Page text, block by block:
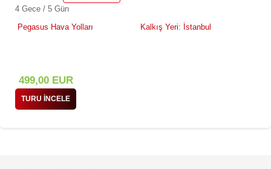
4 Gece / 5 Gün
Pegasus Hava Yolları
Kalkış Yeri: İstanbul
499,00EUR
TURU İNCELE